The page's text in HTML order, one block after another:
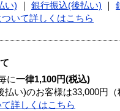
い) 銀行振込(後払い)
いて詳しくはこちら
に一律1,100円(税込)
い)のお客様は33,000円（
詳しくはこちら